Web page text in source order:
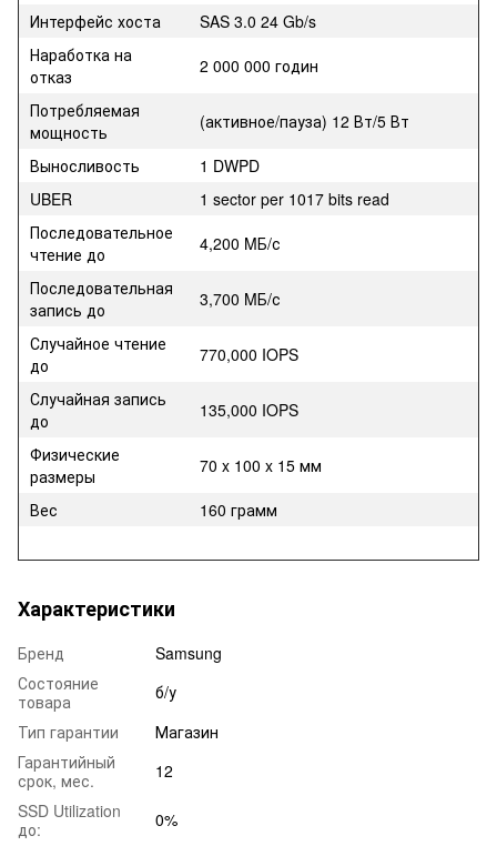
Интерфейс хоста
SAS 3.0 24 Gb/s
Наработка на
отказ
2 000 000 годин
Потребляемая
мощность
(активное/пауза) 12 Вт/5 Вт
Выносливость
1 DWPD
UBER
1 sector per 1017 bits read
Последовательное
чтение до
4,200 MБ/с
Последовательная
запись до
3,700 MБ/с
Случайное чтение
до
770,000 IOPS
Случайная запись
до
135,000 IOPS
Физические
размеры
70 x 100 x 15 мм
Вес
160 грамм
Характеристики
Бренд
Samsung
Состояние
товара
б/у
Тип гарантии
Магазин
Гарантийный
срок, мес.
12
SSD Utilization
до:
0%